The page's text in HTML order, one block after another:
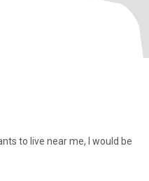
to live near me, I would be